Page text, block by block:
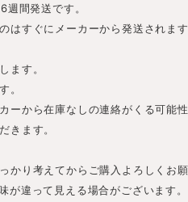
間発送です。
はすぐにメーカーから発送されま
ます。
。
ーから在庫なしの連絡がくる可能
きます。
かり考えてからご購入よろしくお願
違って見える場合がございます。